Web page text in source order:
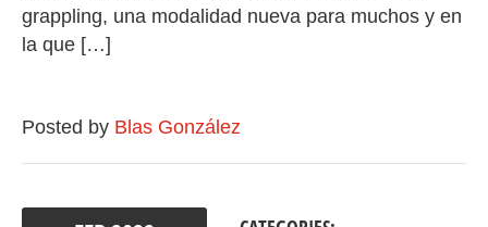
grappling, una modalidad nueva para muchos y en
la que […]
Posted by Blas González